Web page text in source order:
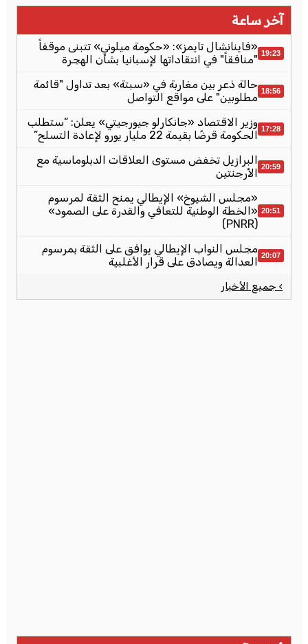
آخر ساعة
19:23 «فاينانشال تايمز»: «حكومة ميلوني» تتبنى موقفاً
"منافقاً" في انتقاداتها لإسبانيا بشأن الهجرة
18:56 حالة ذعر بين مغاربة في «سبتة» بعد تداول "قائمة
مطلوبين" على مواقع التواصل
17:28 وزير الاقتصاد «جانكارلو جيورجيتي» يعلن: “ستطلب
الحكومة قرضًا بقيمة 22 مليار يورو لإعادة التسلح”
20:59 البرازيل تخفض مستوى العلاقات الدبلوماسية مع
الأرجنتين
20:51
«مجلس الشيوخ» الإيطالي يمنح الثقة لمرسوم
«الخطة الوطنية للتعافي والقدرة على الصمود»
(PNRR)
20:07 مجلس النواب الإيطالي يوافق على الثقة بمرسوم
العدالة ويصادق على قرار الأغلبية
› جميع الأخبار